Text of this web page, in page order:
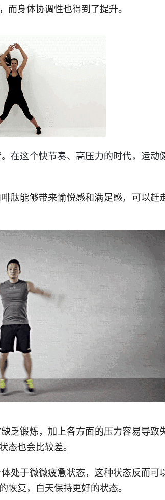
身体协调性也得到了提升。
在这个快节奏、高压力的时代，运动
肽能够带来愉悦感和满足感，可以赶
乏锻炼，加上各方面的压力容易导致
态也会比较差。
处于微微疲惫状态，这种状态反而可
恢复，白天保持更好的状态。